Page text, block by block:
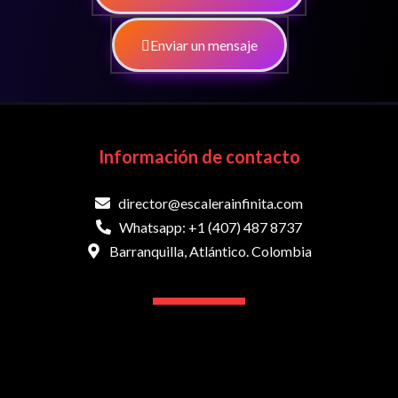
Enviar un mensaje
Información de contacto
director@escalerainfinita.com
Whatsapp: +1 (407) 487 8737
Barranquilla, Atlántico. Colombia